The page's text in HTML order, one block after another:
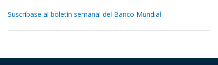
Suscríbase al boletín semanal del Banco Mundial